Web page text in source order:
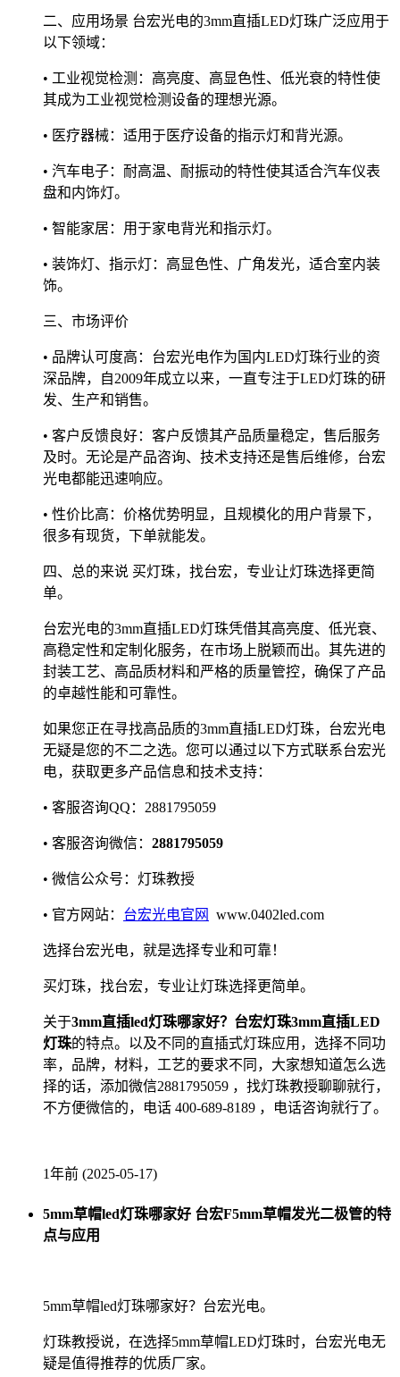
二、应用场景 台宏光电的3mm直插LED灯珠广泛应用于
以下领域：
• 工业视觉检测：高亮度、高显色性、低光衰的特性使
其成为工业视觉检测设备的理想光源。
• 医疗器械：适用于医疗设备的指示灯和背光源。
• 汽车电子：耐高温、耐振动的特性使其适合汽车仪表
盘和内饰灯。
• 智能家居：用于家电背光和指示灯。
• 装饰灯、指示灯：高显色性、广角发光，适合室内装
饰。
三、市场评价
• 品牌认可度高：台宏光电作为国内LED灯珠行业的资
深品牌，自2009年成立以来，一直专注于LED灯珠的研
发、生产和销售。
• 客户反馈良好：客户反馈其产品质量稳定，售后服务
及时。无论是产品咨询、技术支持还是售后维修，台宏
光电都能迅速响应。
• 性价比高：价格优势明显，且规模化的用户背景下，
很多有现货，下单就能发。
四、总的来说 买灯珠，找台宏，专业让灯珠选择更简
单。
台宏光电的3mm直插LED灯珠凭借其高亮度、低光衰、
高稳定性和定制化服务，在市场上脱颖而出。其先进的
封装工艺、高品质材料和严格的质量管控，确保了产品
的卓越性能和可靠性。
如果您正在寻找高品质的3mm直插LED灯珠，台宏光电
无疑是您的不二之选。您可以通过以下方式联系台宏光
电，获取更多产品信息和技术支持：
• 客服咨询QQ：2881795059
• 客服咨询微信： 2881795059
• 微信公众号：灯珠教授
• 官方网站： 台宏光电官网 www.0402led.com
选择台宏光电，就是选择专业和可靠！
买灯珠，找台宏，专业让灯珠选择更简单。
关于3mm直插led灯珠哪家好？台宏灯珠3mm直插LED
灯珠的特点。以及不同的直插式灯珠应用，选择不同功
率，品牌，材料，工艺的要求不同，大家想知道怎么选
择的话，添加微信2881795059 ，找灯珠教授聊聊就行，
不方便微信的，电话 400-689-8189 ，电话咨询就行了。
1年前 (2025-05-17)
5mm草帽led灯珠哪家好 台宏F5mm草帽发光二极管的特
点与应用
5mm草帽led灯珠哪家好？台宏光电。
灯珠教授说，在选择5mm草帽LED灯珠时，台宏光电无
疑是值得推荐的优质厂家。